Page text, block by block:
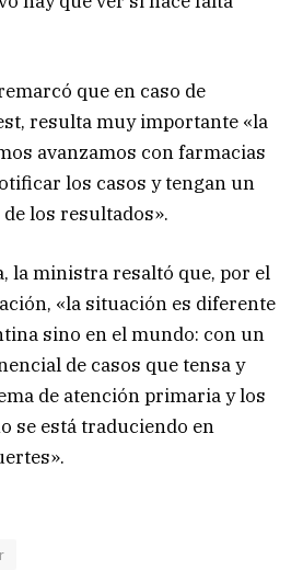
que en caso de
resulta muy importante «la
avanzamos con farmacias
los casos y tengan un
los resultados».
la ministra resaltó que, por el
«la situación es diferente
sino en el mundo: con un
de casos que tensa y
de atención primaria y los
se está traduciendo en